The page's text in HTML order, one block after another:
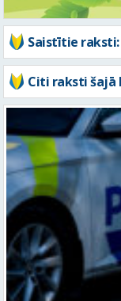
Valmierā notikusi auto